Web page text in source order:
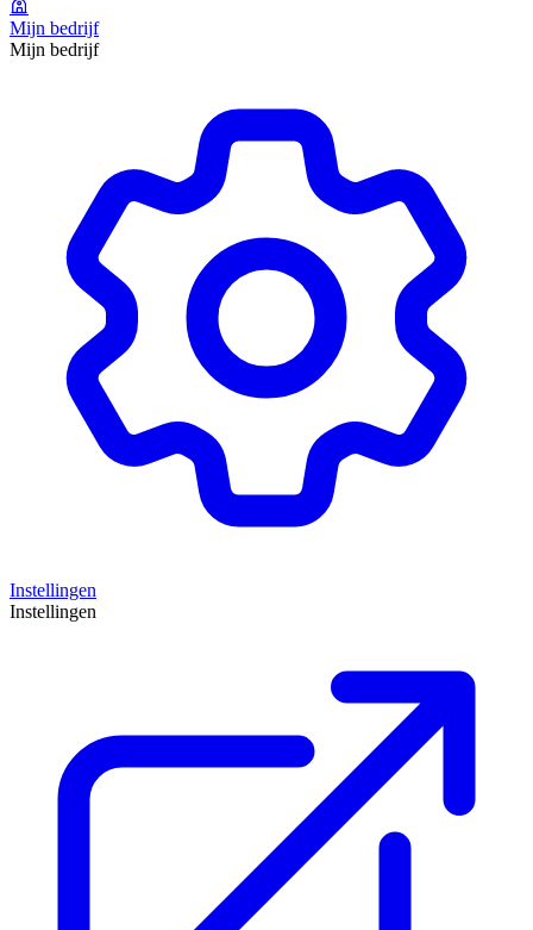
Mijn bedrijf
Mijn bedrijf
Instellingen
Instellingen